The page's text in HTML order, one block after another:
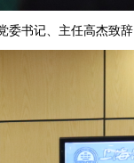
委书记、主任高杰致辞